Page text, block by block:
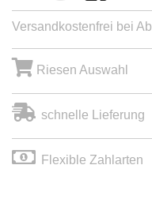
Versandkostenfrei bei
Riesen Auswahl
schnelle Lieferung
Flexible Zahlarten